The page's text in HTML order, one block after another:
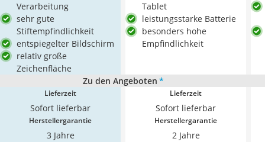
Verarbeitung
sehr gute
Stiftempfindlichkeit
entspiegelter Bildschirm
relativ große
Zeichenfläche
Tablet
leistungsstarke Batterie
besonders hohe
Empfindlichkeit
Zu den Angeboten *
Lieferzeit
Sofort lieferbar
Lieferzeit
Sofort lieferbar
Herstellergarantie
3 Jahre
Herstellergarantie
2 Jahre